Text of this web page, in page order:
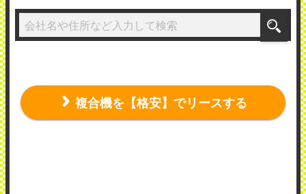
複合機を【格安】でリースする